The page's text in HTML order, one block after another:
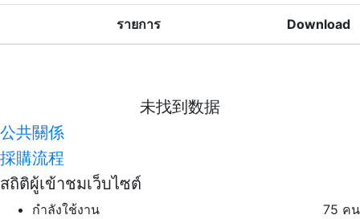
รายการ Download
未找到数据
公共關係
採購流程
สถิติผู้เข้าชมเว็บไซต์
กำลังใช้งาน
75 คน